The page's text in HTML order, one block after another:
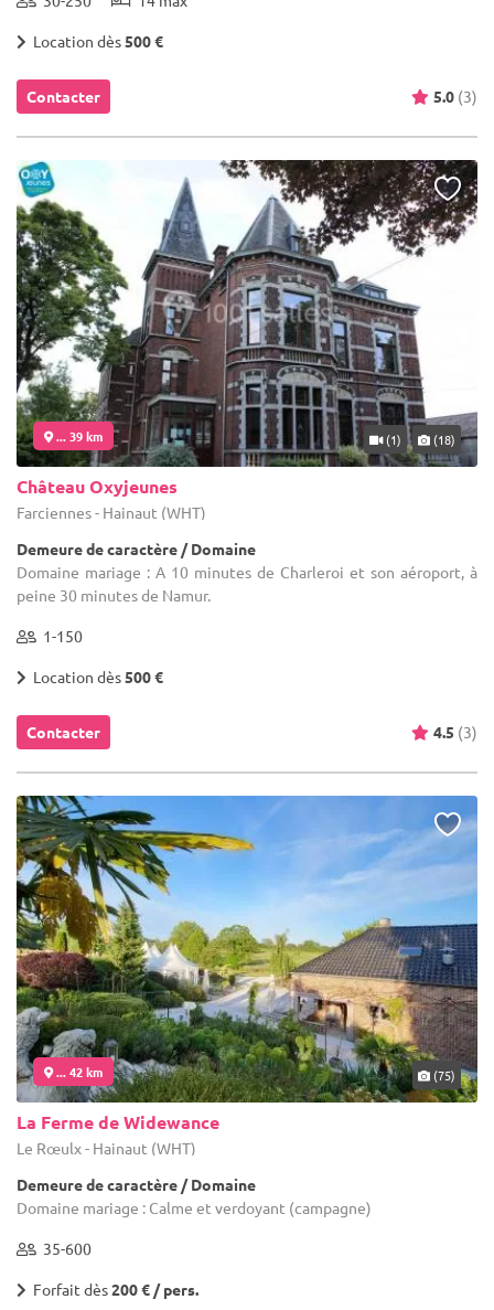
Location dès500 €
Contacter 5.0 (3)
... 39 km (1) (18)
Château Oxyjeunes
Farciennes - Hainaut (WHT)
Demeure de caractère / Domaine
Domaine mariage : A 10 minutes de Charleroi et son aéroport, à
peine 30 minutes de Namur.
1-150
Location dès 500 €
Contacter 4.5 (3)
... 42 km (75)
La Ferme de Widewance
Le Rœulx - Hainaut (WHT)
Demeure de caractère / Domaine
Domaine mariage : Calme et verdoyant (campagne)
35-600
Forfait dès200 € / pers.